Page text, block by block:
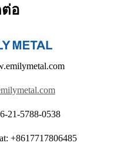
อ
21-5788-0538
+8617717806485